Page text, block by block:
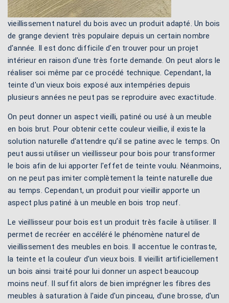
vieillissement naturel du bois avec un produit adapté. Un bois
de grange devient très populaire depuis un certain nombre
d'année. Il est donc difficile d'en trouver pour un projet
intérieur en raison d'une très forte demande. On peut alors le
réaliser soi même par ce procédé technique. Cependant, la
teinte d'un vieux bois exposé aux intempéries depuis
plusieurs années ne peut pas se reproduire avec exactitude.
On peut donner un aspect vieilli, patiné ou usé à un meuble
en bois brut. Pour obtenir cette couleur vieillie, il existe la
solution naturelle d'attendre qu’il se patine avec le temps. On
peut aussi utiliser un vieillisseur pour bois pour transformer
le bois afin de lui apporter l'effet de teinte voulu. Néanmoins,
on ne peut pas imiter complètement la teinte naturelle due
au temps. Cependant, un produit pour vieillir apporte un
aspect plus patiné à un meuble en bois trop neuf.
Le vieillisseur pour bois est un produit très facile à utiliser. Il
permet de recréer en accéléré le phénomène naturel de
vieillissement des meubles en bois. Il accentue le contraste,
la teinte et la couleur d'un vieux bois. Il vieillit artificiellement
un bois ainsi traité pour lui donner un aspect beaucoup
moins neuf. Il suffit alors de bien imprégner les fibres des
meubles à saturation à l'aide d'un pinceau, d'une brosse, d'un